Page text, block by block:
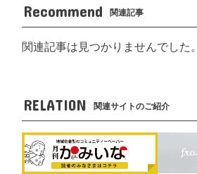
Recommend 関連記事
関連記事は見つかりませんでした。
RELATION 関連サイトのご紹介